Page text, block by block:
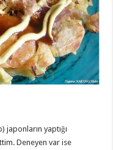
japonların yaptığı
Deneyen var ise